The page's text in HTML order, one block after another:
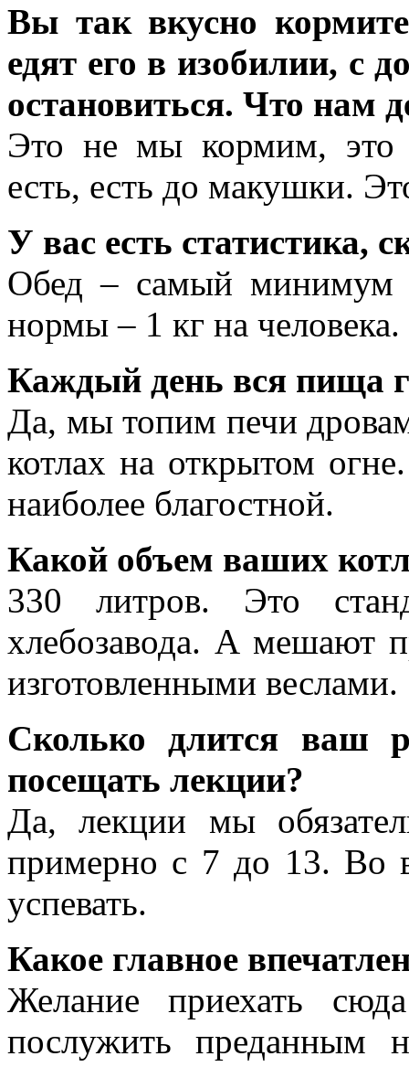
Вы так вкусно
едят его в изобилии, с
остановиться. Что нам
Это не мы кормим, это
есть, есть до макушки.
У вас есть статистика,
Обед – самый минимум
нормы – 1 кг на человека.
Каждый день вся пища
Да, мы топим печи
котлах на открытом
наиболее благостной.
Какой объем ваших
330 литров. Это
хлебозавода. А мешают
изготовленными веслами.
Сколько длится ваш
посещать лекции?
Да, лекции мы
примерно с 7 до 13. Во
успевать.
Какое главное
Желание приехать
послужить преданным